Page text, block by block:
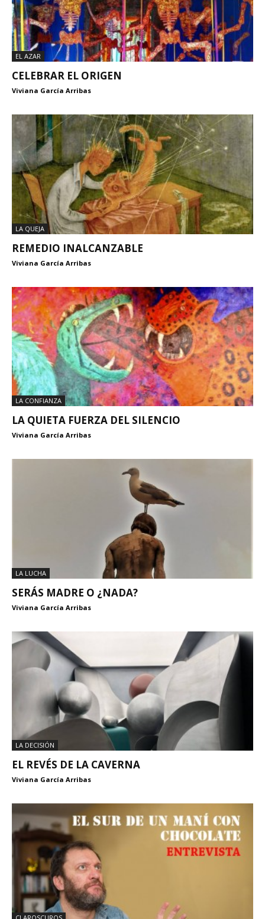
EL AZAR
CELEBRAR EL ORIGEN
Viviana García Arribas
LA QUEJA
REMEDIO INALCANZABLE
Viviana García Arribas
LA CONFIANZA
LA QUIETA FUERZA DEL SILENCIO
Viviana García Arribas
LA LUCHA
SERÁS MADRE O ¿NADA?
Viviana García Arribas
LA DECISIÓN
EL REVÉS DE LA CAVERNA
Viviana García Arribas